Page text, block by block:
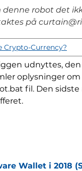
denne robot det
på
Crypto-Currency?
udnyttes,
oplysninger
fil. Den
Wallet i 2018